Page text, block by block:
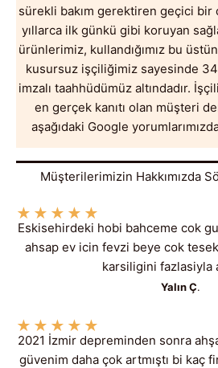
sürekli bakım gerektiren geçici
yıllarca ilk günkü gibi koruyan
ürünlerimiz, kullandığımız bu
kusursuz işçiliğimiz sayesinde 34
imzalı taahhüdümüz altındadır.
en gerçek kanıtı olan müşteri
aşağıdaki Google
Müşterilerimizin Hakkımızda
★ ★ ★ ★ ★
Eskisehirdeki hobi bahceme cok
ahsap ev icin fevzi beye cok
karsiligini fazlasiyla
Yalın Ç.
★ ★ ★ ★ ★
2021 İzmir depreminden sonra
güvenim daha çok artmıştı bi kaç